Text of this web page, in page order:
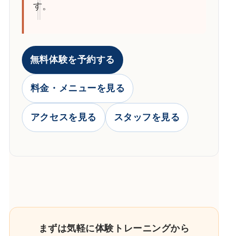
す。
無料体験を予約する
料金・メニューを見る
アクセスを見る スタッフを見る
まずは気軽に体験トレーニングから